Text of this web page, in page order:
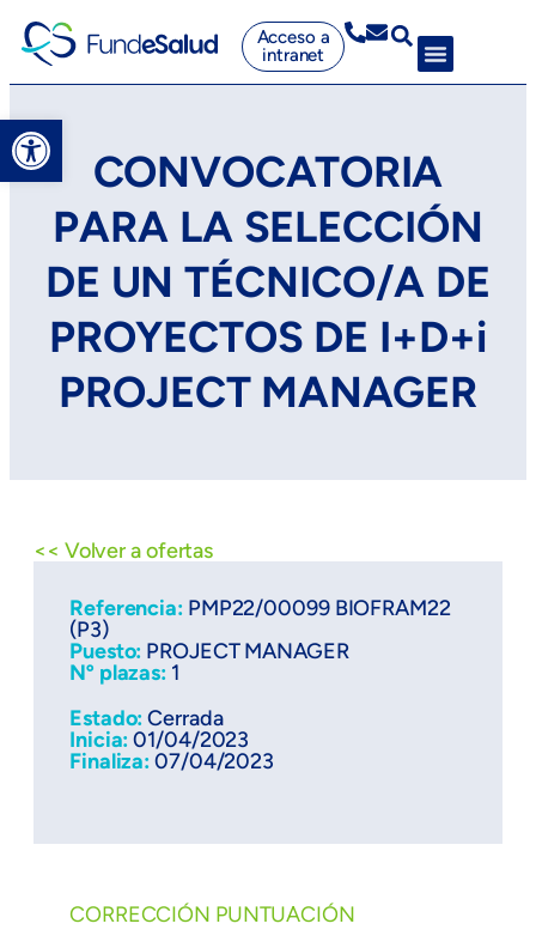
Abrir barra de herramientas
Acceso a
intranet
CONVOCATORIA
PARA LA SELECCIÓN
DE UN TÉCNICO/A DE
PROYECTOS DE I+D+i
PROJECT MANAGER
<< Volver a ofertas
Referencia: PMP22/00099 BIOFRAM22
(P3)
Puesto: PROJECT MANAGER
Nº plazas: 1
Estado:Cerrada
Inicia:01/04/2023
Finaliza:07/04/2023
CORRECCIÓN PUNTUACIÓN